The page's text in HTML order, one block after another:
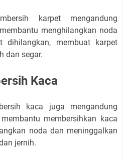
karpet mengandung
menghilangkan noda
membuat karpet
dan segar.
Kaca
kaca juga mengandung
membersihkan kaca
noda dan meninggalkan
jernih.